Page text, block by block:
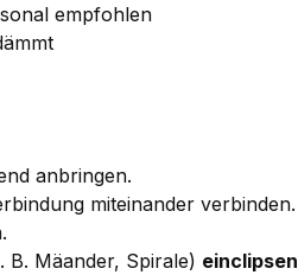
empfohlen
anbringen.
miteinander verbinden.
B. Mäander, Spirale) einclipsen